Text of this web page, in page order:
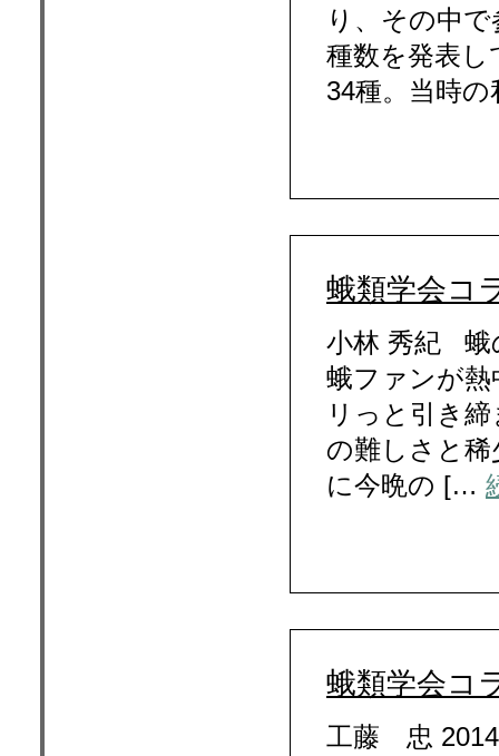
り、その中
種数を発表
34種。当時
蛾類学会コ
小林 秀紀 蛾
蛾ファンが
リっと引き
の難しさと
に今晩の […
蛾類学会コ
工藤 忠 2014